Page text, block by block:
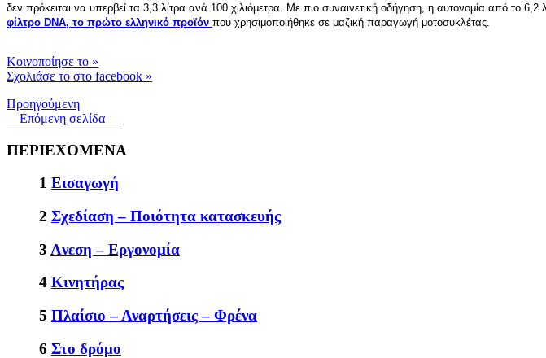
δεν πρόκειται να υπερβεί τα 3,3 λίτρα ανά 100 χιλιόμετρα. Με πιο συναινετική οδήγηση, η αυτονομία από το
φίλτρο DNA, το πρώτο ελληνικό προϊόν που χρησιμοποιήθηκε σε μαζική παραγωγή μοτοσυκλέτας.
Kοινοποίησε το »
Σχολιάσε το στο facebook »
Προηγούμενη
Επόμενη σελίδα
ΠΕΡΙΕΧΟΜΕΝΑ
1 Εισαγωγή
2 Σχεδίαση – Ποιότητα κατασκευής
3 Aνεση – Εργονομία
4 Κινητήρας
5 Πλαίσιο – Αναρτήσεις – Φρένα
6 Στο δρόμο